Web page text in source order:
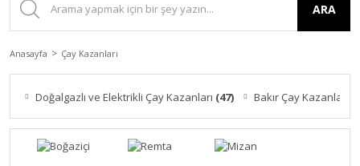
ARA
Anasayfa Çay Kazanları
Doğalgazlı ve Elektrikli Çay Kazanları (47) Bakır Çay Kazanları